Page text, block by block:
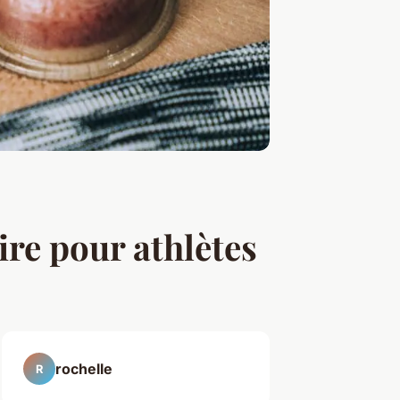
pour athlètes
R rochelle